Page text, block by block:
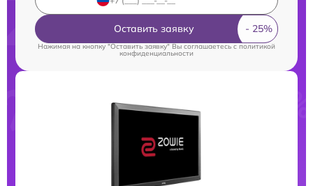
Оставить заявку
Нажимая на кнопку "Оставить заявку" Вы соглашаетесь cполитикой
конфиденциальности